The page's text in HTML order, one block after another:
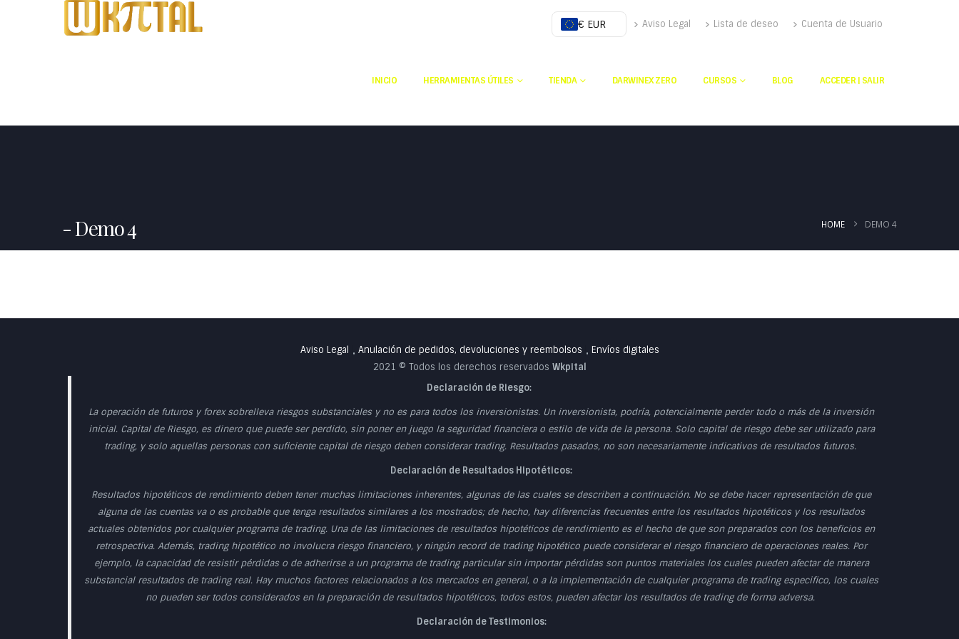
€ EUR Aviso Legal Lista de deseo Cuenta de Usuario
INICIO HERRAMIENTAS ÚTILES TIENDA DARWINEX ZERO CURSOS BLOG ACCEDER | SALIR
Demo 4 HOME DEMO 4
Aviso Legal • Anulación de pedidos, devoluciones y reembolsos • Envíos digitales
2021 © Todos los derechos reservados Wkpital
Declaración de Riesgo:
La operación de futuros y forex sobrelleva riesgos substanciales y no es para todos los inversionistas. Un inversionista, podría, potencialmente perder todo o más de la inversión
inicial. Capital de Riesgo, es dinero que puede ser perdido, sin poner en juego la seguridad financiera o estilo de vida de la persona. Solo capital de riesgo debe ser utilizado para
trading, y solo aquellas personas con suficiente capital de riesgo deben considerar trading. Resultados pasados, no son necesariamente indicativos de resultados futuros.
Declaración de Resultados Hipotéticos:
Resultados hipotéticos de rendimiento deben tener muchas limitaciones inherentes, algunas de las cuales se describen a continuación. No se debe hacer representación de que
alguna de las cuentas va o es probable que tenga resultados similares a los mostrados; de hecho, hay diferencias frecuentes entre los resultados hipotéticos y los resultados
actuales obtenidos por cualquier programa de trading. Una de las limitaciones de resultados hipotéticos de rendimiento es el hecho de que son preparados con los beneficios en
retrospectiva. Además, trading hipotético no involucra riesgo financiero, y ningún record de trading hipotético puede considerar el riesgo financiero de operaciones reales. Por
ejemplo, la capacidad de resistir pérdidas o de adherirse a un programa de trading particular sin importar pérdidas son puntos materiales los cuales pueden afectar de manera
substancial resultados de trading real. Hay muchos factores relacionados a los mercados en general, o a la implementación de cualquier programa de trading especifico, los cuales
no pueden ser todos considerados en la preparación de resultados hipotéticos, todos estos, pueden afectar los resultados de trading de forma adversa.
Declaración de Testimonios: